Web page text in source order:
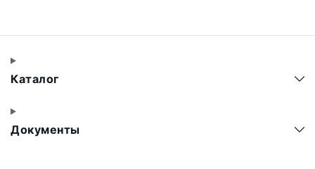
Каталог
Документы